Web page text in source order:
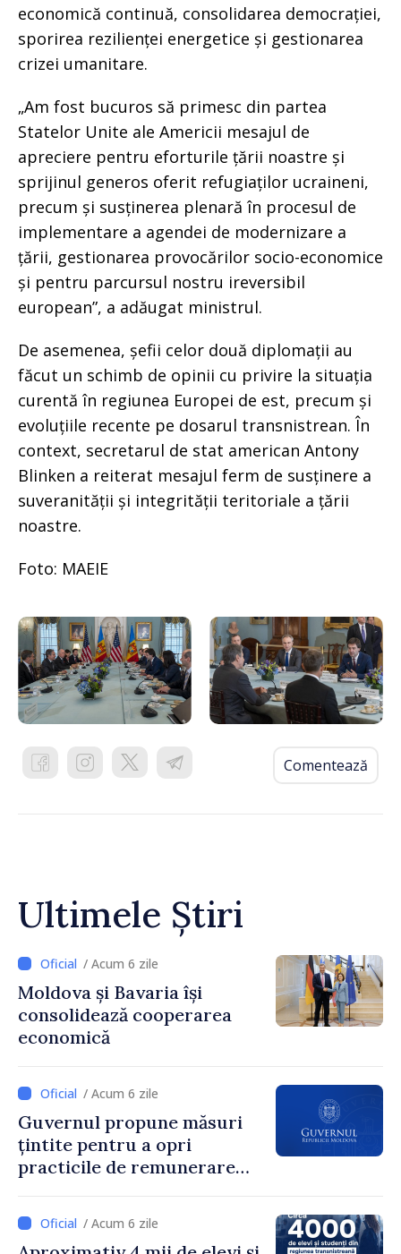
economică continuă, consolidarea democrației,
sporirea rezilienței energetice și gestionarea
crizei umanitare.
„Am fost bucuros să primesc din partea
Statelor Unite ale Americii mesajul de
apreciere pentru eforturile țării noastre și
sprijinul generos oferit refugiaților ucraineni,
precum și susținerea plenară în procesul de
implementare a agendei de modernizare a
țării, gestionarea provocărilor socio-economice
și pentru parcursul nostru ireversibil
european”, a adăugat ministrul.
De asemenea, șefii celor două diplomații au
făcut un schimb de opinii cu privire la situația
curentă în regiunea Europei de est, precum și
evoluțiile recente pe dosarul transnistrean. În
context, secretarul de stat american Antony
Blinken a reiterat mesajul ferm de susținere a
suveranității și integrității teritoriale a țării
noastre.
Foto: MAEIE
Comentează
Ultimele Știri
/ Acum 6 zile
Moldova și Bavaria își
consolidează cooperarea
economică
/ Acum 6 zile
Guvernul propune măsuri
țintite pentru a opri
practicile de remunerare
/ Acum 6 zile